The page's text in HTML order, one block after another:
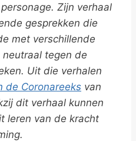
Zijn verhaal
gesprekken die
met verschillende
tegen de
Uit die verhalen
de Coronareeks van
dit verhaal kunnen
leren van de kracht